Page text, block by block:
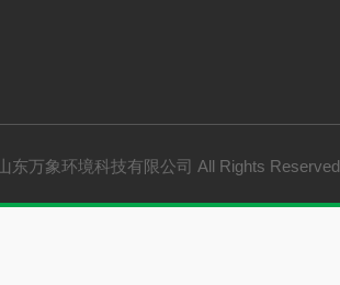
东万象环境科技有限公司 All Rights